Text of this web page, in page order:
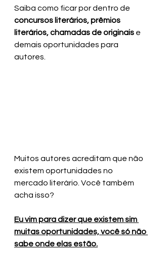
Saiba como ficar por dentro de
concursos literários, prêmios
literários, chamadas de originais e
demais oportunidades para
autores.
Muitos autores acreditam que não
existem oportunidades no
mercado literário. Você também
acha isso?
Eu vim para dizer que existem sim
muitas oportunidades, você só não
sabe onde elas estão.